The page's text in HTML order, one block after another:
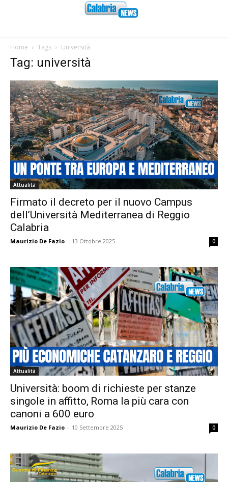
Home Tags Università
Tag: università
Attualità
Firmato il decreto per il nuovo Campus
dell’Università Mediterranea di Reggio
Calabria
Maurizio De Fazio - 13 Ottobre 2025 0
Attualità
Università: boom di richieste per stanze
singole in affitto, Roma la più cara con
canoni a 600 euro
Maurizio De Fazio - 10 Settembre 2025 0